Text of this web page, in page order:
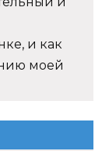
и как
моей